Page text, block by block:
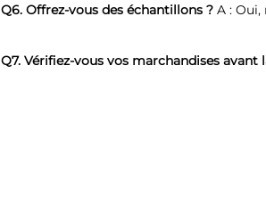
Q6. Offrez-vous des échantillons ? A :
Q7. Vérifiez-vous vos marchandises avant